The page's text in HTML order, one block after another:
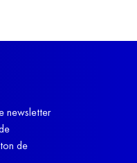
à
cantine,
des écrans".
newsletter
de